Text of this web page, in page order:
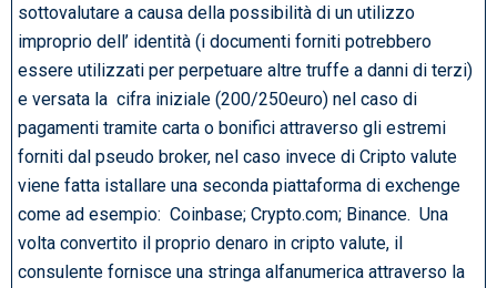
sottovalutare a causa della possibilità di un utilizzo
improprio dell’ identità (i documenti forniti potrebbero
essere utilizzati per perpetuare altre truffe a danni di terzi)
e versata la cifra iniziale (200/250euro) nel caso di
pagamenti tramite carta o bonifici attraverso gli estremi
forniti dal pseudo broker, nel caso invece di Cripto valute
viene fatta istallare una seconda piattaforma di exchenge
come ad esempio: Coinbase; Crypto.com; Binance. Una
volta convertito il proprio denaro in cripto valute, il
consulente fornisce una stringa alfanumerica attraverso la